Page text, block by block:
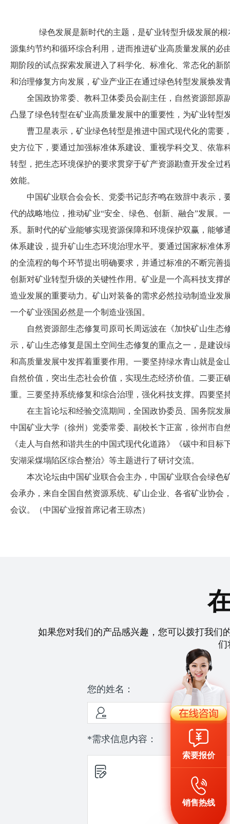
绿色发展是新时代的主题，是矿业转型升级发展的根
源集约节约和循环综合利用，进而推进矿业高质量发展的必
期阶段的试点探索发展进入了科学化、标准化、常态化的新
和治理修复方向发展，矿业产业正在通过绿色转型发展焕发
全国政协常委、教科卫体委员会副主任，自然资源部原
凸显了绿色转型在矿业高质量发展中的重要性，为矿业转型
曹卫星表示，矿业绿色转型是推进中国式现代化的需要
史方位下，要通过加强标准体系建设、重视学科交叉、依靠
转型，把生态环境保护的要求贯穿于矿产资源勘查开发全过
效能。
中国矿业联合会会长、党委书记彭齐鸣在致辞中表示，
代的战略地位，推动矿业“安全、绿色、创新、融合”发展。
系。新时代的矿业能够实现资源保障和环境保护双赢，能够
体系建设，提升矿山生态环境治理水平。要通过国家标准体
的全流程的每个环节提出明确要求，并通过标准的不断完善
创新对矿业转型升级的关键性作用。矿业是一个高科技支撑
造业发展的重要动力。矿山对装备的需求必然拉动制造业发
一个矿业强国必然是一个制造业强国。
自然资源部生态修复司原司长周远波在《加快矿山生态
示，矿山生态修复是国土空间生态修复的重点之一，是建设
和高质量发展中发挥着重要作用。一要坚持绿水青山就是金
自然价值，突出生态社会价值，实现生态经济价值。二要正
重。三要坚持系统修复和综合治理，强化科技支撑。四要坚
在主旨论坛和经验交流期间，全国政协委员、国务院发
中国矿业大学（徐州）党委常委、副校长卞正富，徐州市自
《走人与自然和谐共生的中国式现代化道路》《碳中和目
安湖采煤塌陷区综合整治》等主题进行了研讨交流。
本次论坛由中国矿业联合会主办，中国矿业联合会绿色
会承办，来自全国自然资源系统、矿山企业、各省矿业协会
会议。（中国矿业报首席记者王琼杰）
如果您对我们的产品感兴趣，您可以拨打我们
们
您的姓名：
*需求信息内容：
索要报价
销售热线